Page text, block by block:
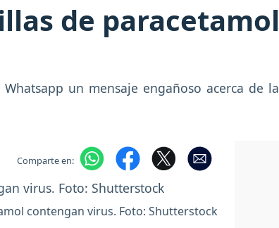
de
un mensaje engañoso acerca de
Comparte en:
contengan virus. Foto: Shutterstock